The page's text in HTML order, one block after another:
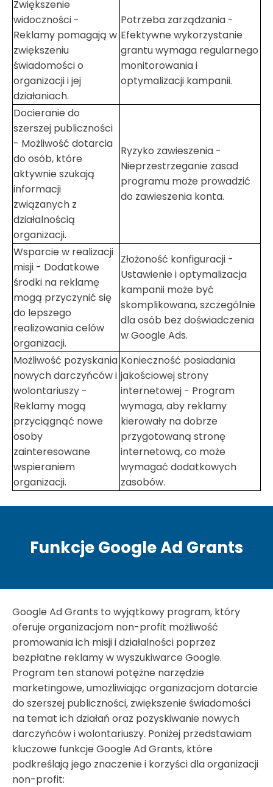
Zwiększenie
widoczności -
Reklamy pomagają w
zwiększeniu
świadomości o
organizacji i jej
działaniach.
Potrzeba zarządzania -
Efektywne wykorzystanie
grantu wymaga regularnego
monitorowania i
optymalizacji kampanii.
Docieranie do
szerszej publiczności
- Możliwość dotarcia
do osób, które
aktywnie szukają
informacji
związanych z
działalnością
organizacji.
Ryzyko zawieszenia -
Nieprzestrzeganie zasad
programu może prowadzić
do zawieszenia konta.
Wsparcie w realizacji
misji - Dodatkowe
środki na reklamę
mogą przyczynić się
do lepszego
realizowania celów
organizacji.
Złożoność konfiguracji -
Ustawienie i optymalizacja
kampanii może być
skomplikowana, szczególnie
dla osób bez doświadczenia
w Google Ads.
Możliwość pozyskania
nowych darczyńców i
wolontariuszy -
Reklamy mogą
przyciągnąć nowe
osoby
zainteresowane
wspieraniem
organizacji.
Konieczność posiadania
jakościowej strony
internetowej - Program
wymaga, aby reklamy
kierowały na dobrze
przygotowaną stronę
internetową, co może
wymagać dodatkowych
zasobów.
Funkcje Google Ad Grants
Google Ad Grants to wyjątkowy program, który
oferuje organizacjom non-profit możliwość
promowania ich misji i działalności poprzez
bezpłatne reklamy w wyszukiwarce Google.
Program ten stanowi potężne narzędzie
marketingowe, umożliwiając organizacjom dotarcie
do szerszej publiczności, zwiększenie świadomości
na temat ich działań oraz pozyskiwanie nowych
darczyńców i wolontariuszy. Poniżej przedstawiam
kluczowe funkcje Google Ad Grants, które
podkreślają jego znaczenie i korzyści dla organizacji
non-profit: